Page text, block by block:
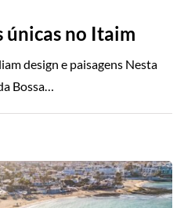
únicas no Itaim
design e paisagens Nesta
Bossa…